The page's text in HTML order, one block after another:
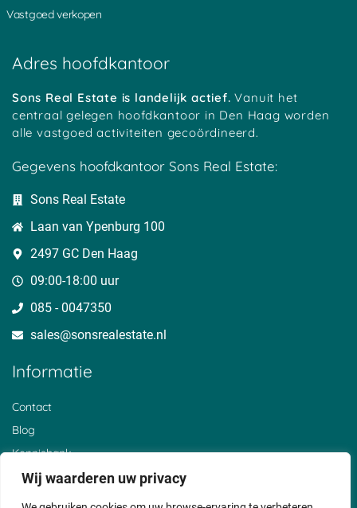
Wij waarderen uw privacy
Vastgoed verkopen
Adres hoofdkantoor
Sons Real Estate is landelijk actief.Vanuit het
centraal gelegen hoofdkantoor in Den Haag worden
alle vastgoed activiteiten gecoördineerd.
Gegevens hoofdkantoor Sons Real Estate:
Sons Real Estate
Laan van Ypenburg 100
2497 GC Den Haag
09:00-18:00 uur
085 - 0047350
sales@sonsrealestate.nl​
Informatie
Contact
Blog
Kennisbank
Over ons
Klantervaringen